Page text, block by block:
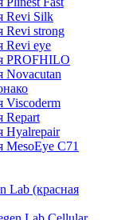
Revi Silk
Revi strong
Revi eye
PROFHILO
Novacutan
Viscoderm
Repart
Hyalrepair
MesoEye C71
Lab (красная